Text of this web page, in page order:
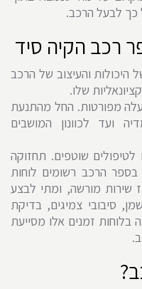
כך לבעל הרכב.
רכב הקיה סיד
והעיצוב של הרכב
שלו.
מפורטות. החל מהתנעת
ועד לכוונון המושבים
שוטפים. תחזוקה
הרכב רשומים לוחות
שירות מורשה, ומתי לבצע
סיבובי צמיגים, בדיקת
בלוחות זמנים אלו מסייעת